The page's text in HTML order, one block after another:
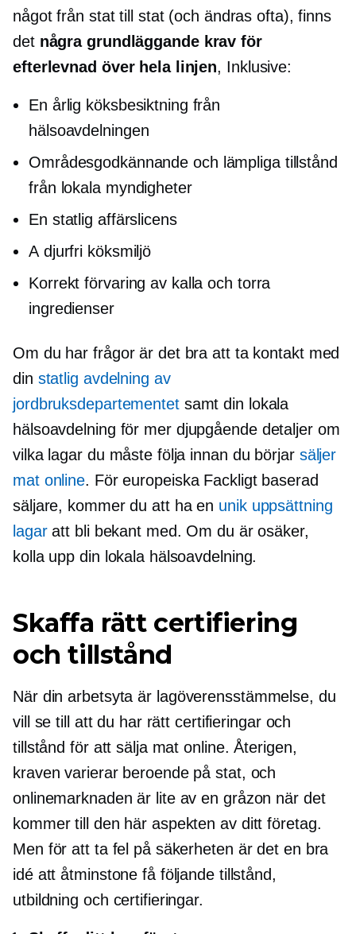
något från stat till stat (och ändras ofta), finns
det några grundläggande krav för
efterlevnad över hela linjen, Inklusive:
En årlig köksbesiktning från
hälsoavdelningen
Områdesgodkännande och lämpliga tillstånd
från lokala myndigheter
En statlig affärslicens
A djurfri köksmiljö
Korrekt förvaring av kalla och torra
ingredienser
Om du har frågor är det bra att ta kontakt med
din statlig avdelning av
jordbruksdepartementetsamt din lokala
hälsoavdelning för mer djupgåendedetaljer om
vilka lagar du måste följa innan du börjar säljer
mat online. För europeiska Fackligt baserad
säljare, kommer du att ha en unik uppsättning
lagaratt bli bekant med. Om du är osäker,
kolla upp din lokala hälsoavdelning.
Skaffa rätt certifiering
och tillstånd
När din arbetsyta är lagöverensstämmelse, du
vill se till att du har rätt certifieringar och
tillstånd för att sälja mat online. Återigen,
kraven varierar beroende på stat, och
onlinemarknaden är lite av en gråzon när det
kommer till den här aspekten av ditt företag.
Men för att ta fel på säkerheten är det en bra
idé att åtminstone få följande tillstånd,
utbildning och certifieringar.